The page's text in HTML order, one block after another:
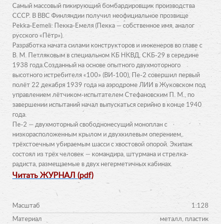
Самый массовый пикирующий бомбардировщик производства
СССР. В ВВС Финляндии получил неофициальное прозвище
Pekka-Eemeli: Пекка-Емеля (Пекка — собственное имя, аналог
русского «Пётр»).
Разработка начата силами конструкторов и инженеров во главе с
В. М. Петляковым в специальном КБ НКВД, СКБ-29 в середине
1938 года.Созданный на основе опытного двухмоторного
высотного истребителя «100» (ВИ-100), Пе-2 совершил первый
полёт 22 декабря 1939 года на аэродроме ЛИИ в Жуковском под
управлением лётчиком-испытателем Стефановским П. М., по
завершении испытаний начал выпускаться серийно в конце 1940
года.
Пе-2 — двухмоторный свободнонесущий моноплан с
низкорасположенным крылом и двухкилевым оперением,
трёхстоечным убираемым шасси с хвостовой опорой. Экипаж
состоял из трёх человек — командира, штурмана и стрелка-
радиста, размещаемые в двух негерметичных кабинах.
Читать ЖУРНАЛ (pdf)
Масштаб 1:128
Материал металл, пластик